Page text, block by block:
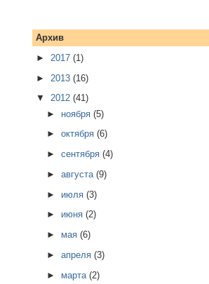
Архив
► 2017 (1)
► 2013 (16)
▼ 2012 (41)
► ноября(5)
►октября(6)
►сентября(4)
►августа(9)
► июля(3)
► июня(2)
► мая(6)
►апреля(3)
► марта(2)